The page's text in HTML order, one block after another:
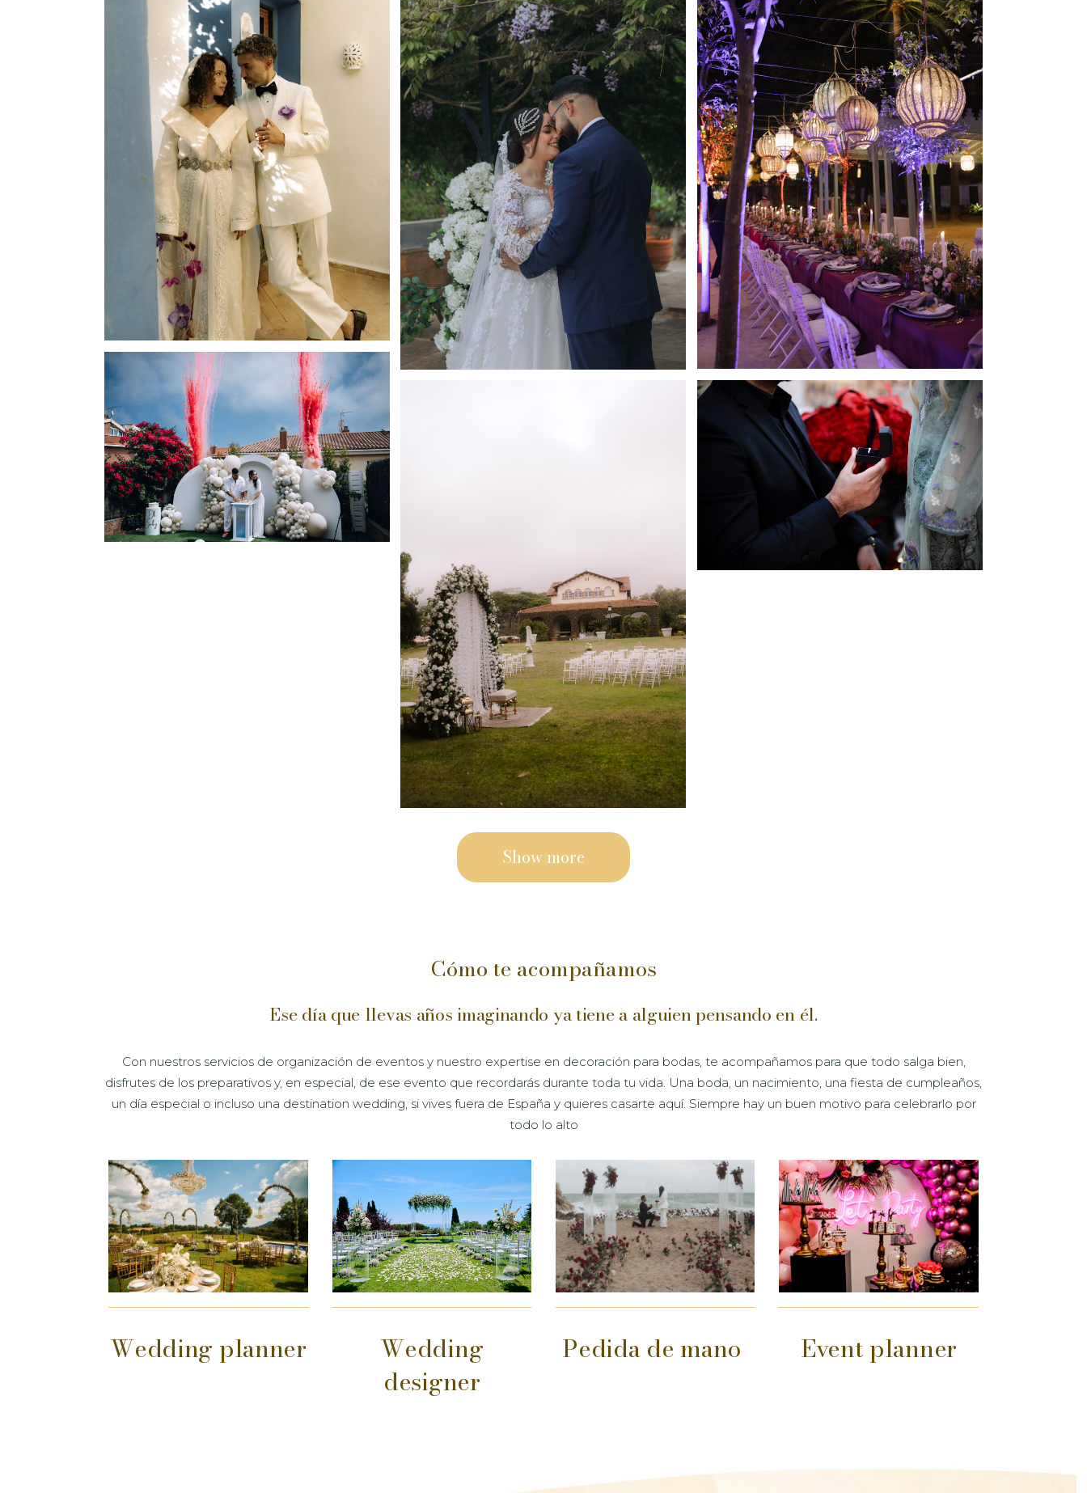
Mehdi & Salima
More 0Likes
Eiman & Nihad
More Likes
María José & Younes
More 0Likes
Baby Gender de Huda & Maru
More 0Likes
E & A – Una pedida de mano llena de
emoción y detalles
More 0Likes
Sonam & Furqan – Nikkah íntimo con
alma
More 1 Like
Show more
Cómo te acompañamos
Ese día que llevas años imaginando ya tiene a alguien pensando en él.
Con nuestros servicios de organización de eventos y nuestro expertise en decoración para bodas, te acompañamos para que todo salga bien,
disfrutes de los preparativos y, en especial, de ese evento que recordarás durante toda tu vida. Una boda, un nacimiento, una fiesta de cumpleaños,
un día especial o incluso una destination wedding, si vives fuera de España y quieres casarte aquí. Siempre hay un buen motivo para celebrarlo por
todo lo alto
Wedding planner
Wedding
designer
Pedida de mano Event planner